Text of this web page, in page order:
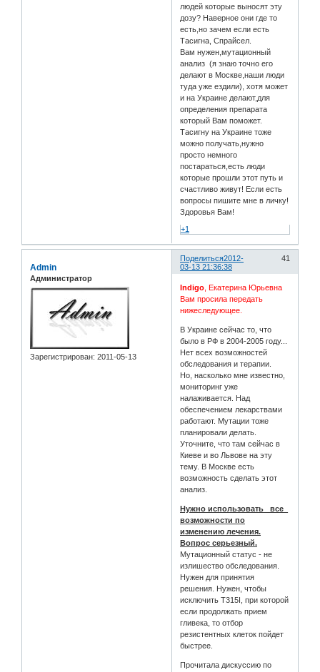
людей которые выносят эту
дозу? Наверное они где то
есть,но зачем если есть
Тасигна, Спрайсел.
Вам нужен,мутационный
анализ (я знаю точно его
делают в Москве,наши люди
туда уже ездили), хотя может
и на Украине делают,для
определения препарата
который Вам поможет.
Тасигну на Украине тоже
можно получать,нужно
просто немного
постараться,есть люди
которые прошли этот путь и
счастливо живут! Если есть
вопросы пишите мне в личку!
Здоровья Вам!
+1
Поделиться 41
2012-
03-13 21:36:38
Admin
Администратор
Зарегистрирован: 2011-05-13
Indigo , Екатерина Юрьевна
Вам просила передать
нижеследующее.
В Украине сейчас то, что
было в РФ в 2004-2005 году...
Нет всех возможностей
обследования и терапии.
Но, насколько мне известно,
мониторинг уже
налаживается. Над
обеспечением лекарствами
работают. Мутации тоже
планировали делать.
Уточните, что там сейчас в
Киеве и во Львове на эту
тему. В Москве есть
возможность сделать этот
анализ.
Нужно использовать _все_
возможности по
изменению лечения.
Вопрос серьезный.
Мутационный статус - не
излишество обследования.
Нужен для принятия
решения. Нужен, чтобы
исключить T315I, при которой
если продолжать прием
гливека, то отбор
резистентных клеток пойдет
быстрее.
Прочитала дискуссию по